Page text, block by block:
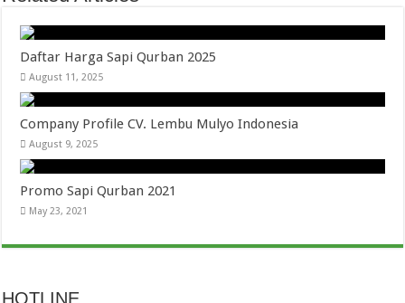
Daftar Harga Sapi Qurban 2025
August 11, 2025
Company Profile CV. Lembu Mulyo Indonesia
August 9, 2025
Promo Sapi Qurban 2021
May 23, 2021
HOTLINE